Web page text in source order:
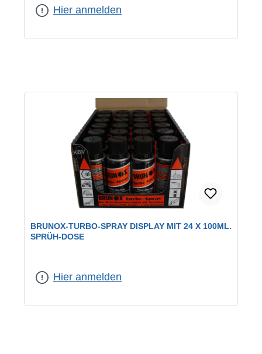
Hier anmelden
BRUNOX-TURBO-SPRAY DISPLAY MIT 24 X 100ML.
SPRÜH-DOSE
Hier anmelden